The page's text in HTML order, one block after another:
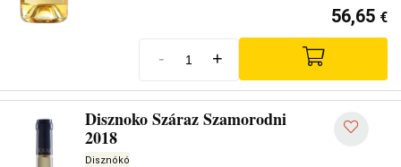
56,65 €
- +
Disznoko Száraz Szamorodni
2018
Disznókó